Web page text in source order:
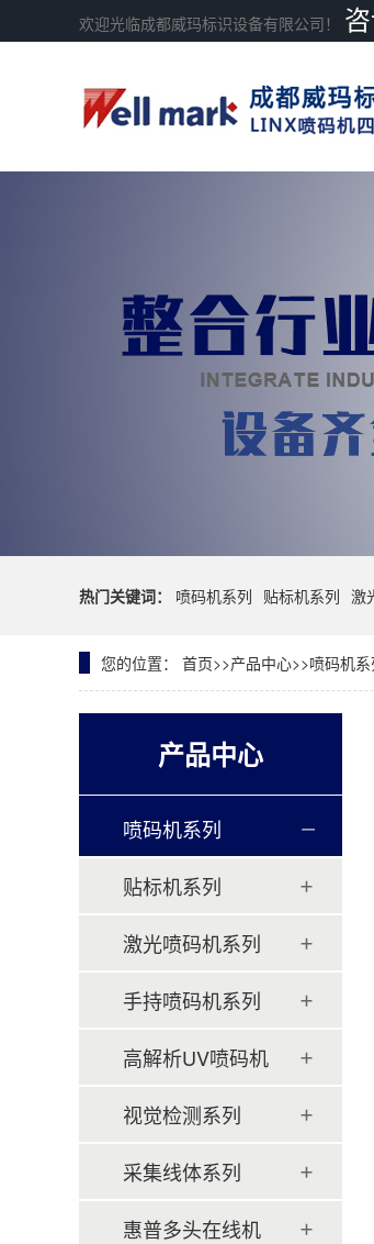
欢迎光临成都威玛标识设备有限公司！
热门关键词： 喷码机系列 贴标机系列 激
您的位置： 首页>>产品中心>>喷码机系
产品中心
喷码机系列
贴标机系列
激光喷码机系列
手持喷码机系列
高解析UV喷码机
视觉检测系列
采集线体系列
惠普多头在线机